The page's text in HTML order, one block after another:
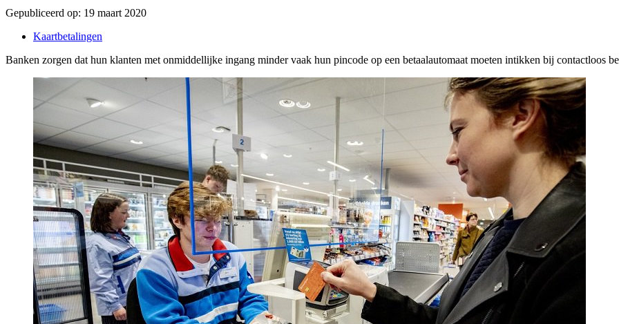
Gepubliceerd op: 19 maart 2020
Kaartbetalingen
Banken zorgen dat hun klanten met onmiddellijke ingang minder vaak hun pincode op een betaalautomaat moeten intikken bij contactloos